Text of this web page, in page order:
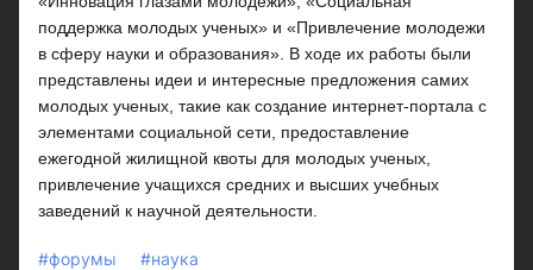
поддержка молодых ученых» и «Привлечение молодежи
в сферу науки и образования». В ходе их работы были
представлены идеи и интересные предложения самих
молодых ученых, такие как создание интернет-портала с
элементами социальной сети, предоставление
ежегодной жилищной квоты для молодых ученых,
привлечение учащихся средних и высших учебных
заведений к научной деятельности.
#форумы #наука